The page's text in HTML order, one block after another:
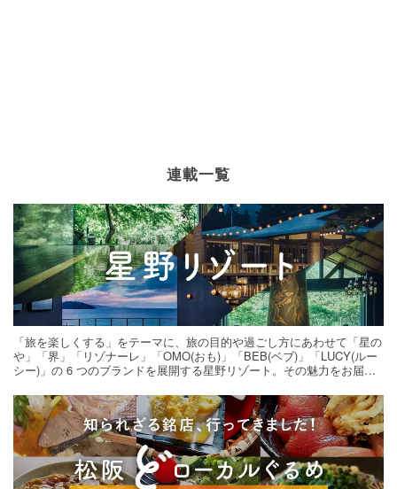
連載一覧
「旅を楽しくする」をテーマに、旅の目的や過ごし方にあわせて「星の
や」「界」「リゾナーレ」「OMO(おも)」「BEB(ベブ)」「LUCY(ルー
シー)」の 6 つのブランドを展開する星野リゾート。その魅力をお届け